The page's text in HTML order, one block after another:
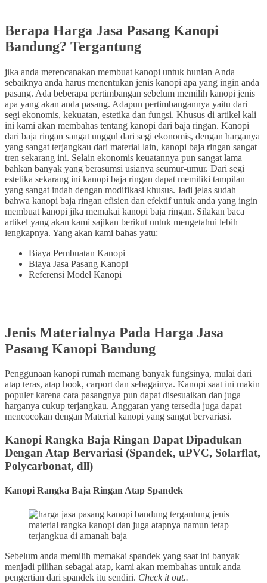
Berapa Harga Jasa Pasang Kanopi
Bandung? Tergantung
jika anda merencanakan membuat kanopi untuk hunian Anda
sebaiknya anda harus menentukan jenis kanopi apa yang ingin anda
pasang. Ada beberapa pertimbangan sebelum memilih kanopi jenis
apa yang akan anda pasang. Adapun pertimbangannya yaitu dari
segi ekonomis, kekuatan, estetika dan fungsi. Khusus di artikel kali
ini kami akan membahas tentang kanopi dari baja ringan. Kanopi
dari baja ringan sangat unggul dari segi ekonomis, dengan harganya
yang sangat terjangkau dari material lain, kanopi baja ringan sangat
tren sekarang ini. Selain ekonomis keuatannya pun sangat lama
bahkan banyak yang berasumsi usianya seumur-umur. Dari segi
estetika sekarang ini kanopi baja ringan dapat memiliki tampilan
yang sangat indah dengan modifikasi khusus. Jadi jelas sudah
bahwa kanopi baja ringan efisien dan efektif untuk anda yang ingin
membuat kanopi jika memakai kanopi baja ringan. Silakan baca
artikel yang akan kami sajikan berikut untuk mengetahui lebih
lengkapnya. Yang akan kami bahas yatu:
Biaya Pembuatan Kanopi
Biaya Jasa Pasang Kanopi
Referensi Model Kanopi
Jenis Materialnya Pada Harga Jasa
Pasang Kanopi Bandung
Penggunaan kanopi rumah memang banyak fungsinya, mulai dari
atap teras, atap hook, carport dan sebagainya. Kanopi saat ini makin
populer karena cara pasangnya pun dapat disesuaikan dan juga
harganya cukup terjangkau. Anggaran yang tersedia juga dapat
mencocokan dengan Material kanopi yang sangat bervariasi.
Kanopi Rangka Baja Ringan Dapat Dipadukan
Dengan Atap Bervariasi (Spandek, uPVC, Solarflat,
Polycarbonat, dll)
Kanopi Rangka Baja RinganAtap Spandek
Sebelum anda memilih memakai spandek yang saat ini banyak
menjadi pilihan sebagai atap, kami akan membahas untuk anda
pengertian dari spandek itu sendiri. Check it out..